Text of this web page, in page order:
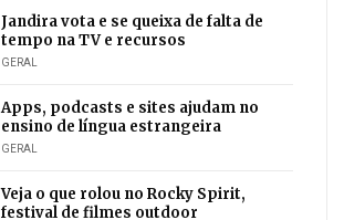
Jandira vota e se queixa de falta de
tempo na TV e recursos
GERAL
Apps, podcasts e sites ajudam no
ensino de língua estrangeira
GERAL
Veja o que rolou no Rocky Spirit,
festival de filmes outdoor